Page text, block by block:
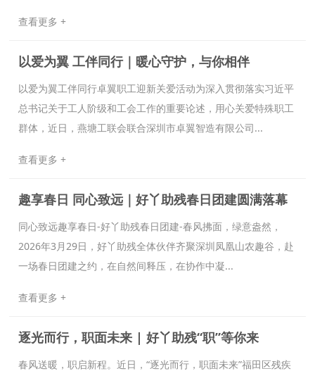
查看更多 +
以爱为翼 工伴同行｜暖心守护，与你相伴
以爱为翼工伴同行卓翼职工迎新关爱活动为深入贯彻落实习近平
总书记关于工人阶级和工会工作的重要论述，用心关爱特殊职工
群体，近日，燕塘工联会联合深圳市卓翼智造有限公司...
查看更多 +
趣享春日 同心致远｜好丫助残春日团建圆满落幕
同心致远趣享春日-好丫助残春日团建-春风拂面，绿意盎然，
2026年3月29日，好丫助残全体伙伴齐聚深圳凤凰山农趣谷，赴
一场春日团建之约，在自然间释压，在协作中凝...
查看更多 +
逐光而行，职面未来 | 好丫助残“职”等你来
春风送暖，职启新程。近日，“逐光而行，职面未来”福田区残疾